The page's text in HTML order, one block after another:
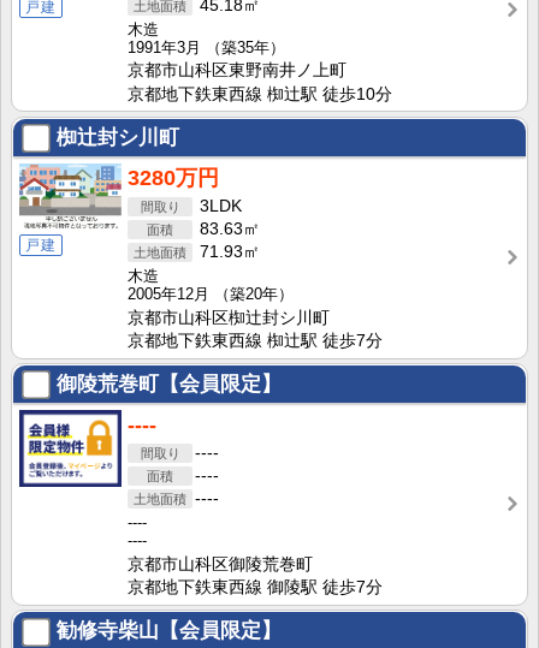
戸建
45.18㎡
木造
1991年3月
（築35年）
京都市山科区東野南井ノ上町
京都地下鉄東西線 椥辻駅 徒歩10分
椥辻封シ川町
戸建
3280万円
3LDK
83.63㎡
71.93㎡
木造
2005年12月
（築20年）
京都市山科区椥辻封シ川町
京都地下鉄東西線 椥辻駅 徒歩7分
御陵荒巻町【会員限定】
----
----
----
----
----
----
京都市山科区御陵荒巻町
京都地下鉄東西線 御陵駅 徒歩7分
勧修寺柴山【会員限定】